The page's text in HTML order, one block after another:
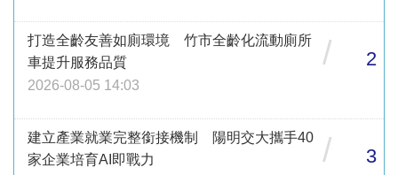
打造全齡友善如廁環境 竹市全齡化流動廁所
車提升服務品質
2026-08-05 14:03
/ 2
建立產業就業完整銜接機制 陽明交大攜手40
家企業培育AI即戰力
/ 3